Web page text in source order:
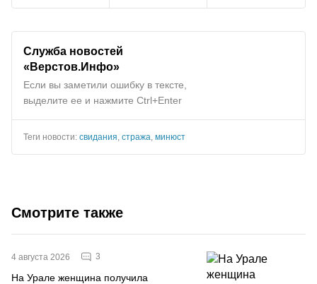
Служба новостей
«Верстов.Инфо»
Если вы заметили ошибку в тексте,
выделите ее и нажмите Ctrl+Enter
Теги новости: свидания стража минюст
Смотрите также
4 августа 2026 3
На Урале женщина получила